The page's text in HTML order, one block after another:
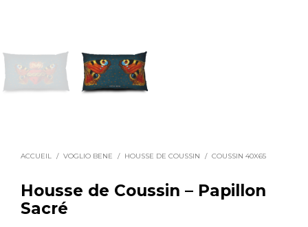
ACCUEIL / VOGLIO BENE / HOUSSE DE COUSSIN / COUSSIN 40X65
Housse de Coussin – Papillon
Sacré